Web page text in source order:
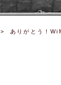
ありがとう！